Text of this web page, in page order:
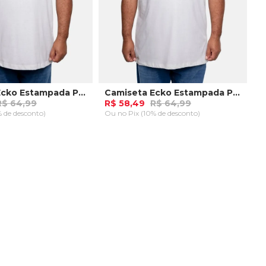
Camiseta Ecko Estampada Plus Size Branca
64,99
de desconto)
Camiseta Ecko Estampada Plus Size Branca
R$ 58,49 R$ 64,99
Ou no Pix (10% de desconto)